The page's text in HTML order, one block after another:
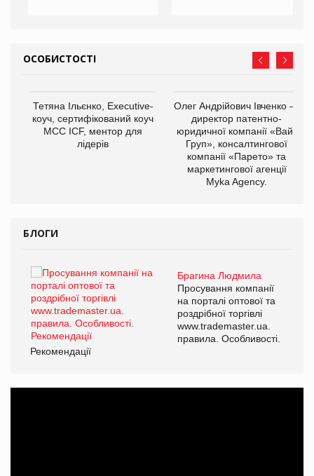
ОСОБИСТОСТІ
Тетяна Ільєнко, Executive-
коуч, сертифікований коуч
МСС ICF, ментор для
лідерів
Олег Андрійович Івченко —
директор патентно-
юридичної компанії «Вайз
Груп», консалтингової
компанії «Парето» та
маркетингової агенції
Myka Agency.
БЛОГИ
Брагина Людмила
Просування компанії
на порталі оптової та
роздрібної торгівлі
www.trademaster.ua.
правила. Особливості.
Рекомендації